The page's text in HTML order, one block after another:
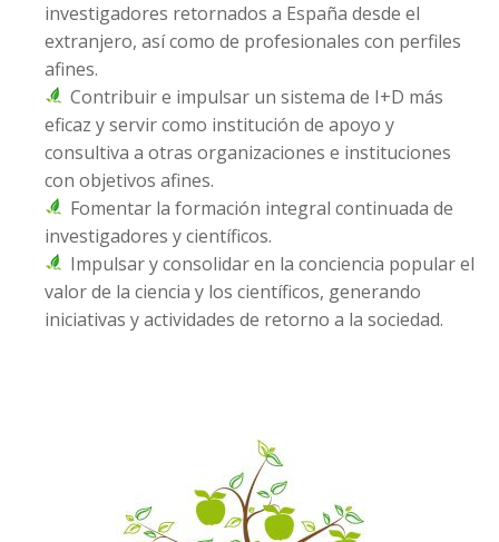
investigadores retornados a España desde el
extranjero, así como de profesionales con perfiles
afines.
Contribuir e impulsar un sistema de I+D más
eficaz y servir como institución de apoyo y
consultiva a otras organizaciones e instituciones
con objetivos afines.
Fomentar la formación integral continuada de
investigadores y científicos.
Impulsar y consolidar en la conciencia popular el
valor de la ciencia y los científicos, generando
iniciativas y actividades de retorno a la sociedad.